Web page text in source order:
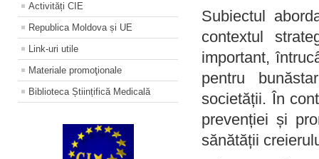
Activități CIE
Republica Moldova și UE
Link-uri utile
Materiale promoţionale
Biblioteca Științifică Medicală
Subiectul
contextul
important,
pentru
societății. În
prevenției și
sănătății